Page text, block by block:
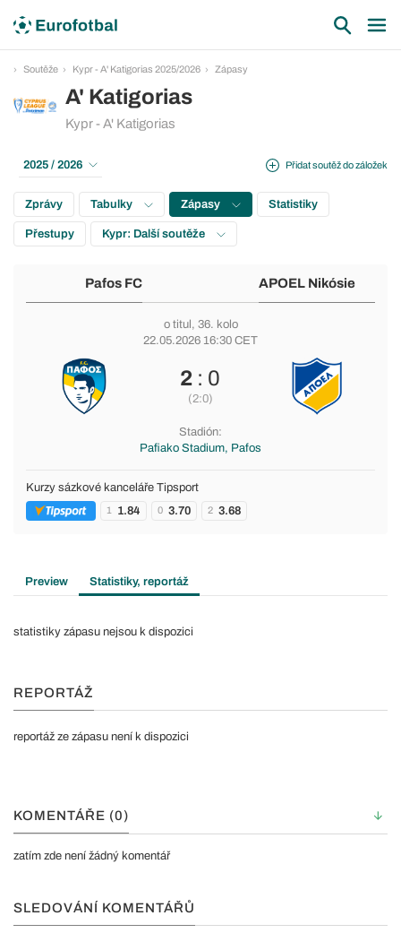
Soutěže Kypr - A' Katigorias 2025/2026 Zápasy
A' Katigorias
Kypr - A' Katigorias
Přidat soutěž do záložek
2025 / 2026
Zprávy Tabulky Zápasy Statistiky
Přestupy Kypr: Další soutěže
Pafos FC APOEL Nikósie
o titul , 36. kolo
22.05.2026 16:30 CET
2 : 0
(2:0)
Stadión:
Pafiako Stadium, Pafos
Kurzy sázkové kanceláře Tipsport
1 1.84 0 3.70 2 3.68
Preview Statistiky, reportáž
statistiky zápasu nejsou k dispozici
REPORTÁŽ
reportáž ze zápasu není k dispozici
KOMENTÁŘE (0)
zatím zde není žádný komentář
SLEDOVÁNÍ KOMENTÁŘŮ